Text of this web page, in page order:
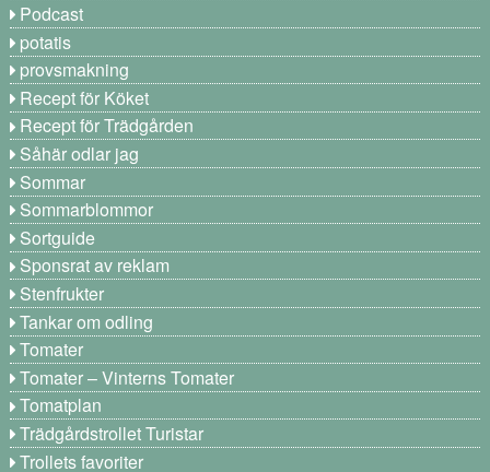
Podcast
potatis
provsmakning
Recept för Köket
Recept för Trädgården
Såhär odlar jag
Sommar
Sommarblommor
Sortguide
Sponsrat av reklam
Stenfrukter
Tankar om odling
Tomater
Tomater – Vinterns Tomater
Tomatplan
Trädgårdstrollet Turistar
Trollets favoriter